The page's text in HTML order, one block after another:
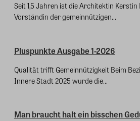
Seit 1,5 Jahren ist die Architektin
Vorständin der gemeinnützigen...
Pluspunkte Ausgabe 1-2026
Qualität trifft Gemeinnützigkeit Beim
Innere Stadt 2025 wurde die...
Man braucht halt ein bisschen